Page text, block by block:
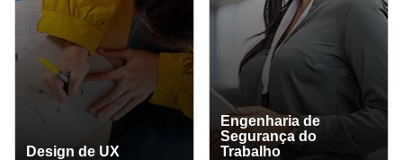
Design de UX
Engenharia de
Segurança do
Trabalho